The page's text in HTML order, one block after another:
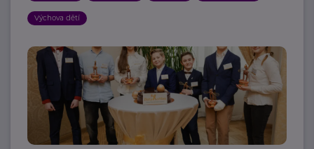
Výchova dětí